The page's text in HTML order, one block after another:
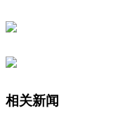
相关新闻